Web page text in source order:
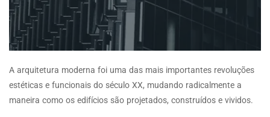
A arquitetura moderna foi uma das mais importantes revoluções
estéticas e funcionais do século XX, mudando radicalmente a
maneira como os edifícios são projetados, construídos e vividos.